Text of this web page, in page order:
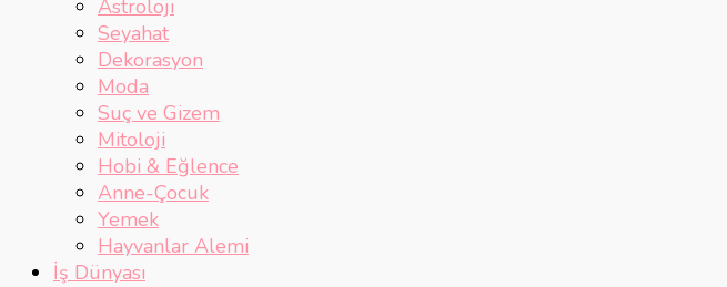
Astroloji
Seyahat
Dekorasyon
Moda
Suç ve Gizem
Mitoloji
Hobi & Eğlence
Anne-Çocuk
Yemek
Hayvanlar Alemi
İş Dünyası